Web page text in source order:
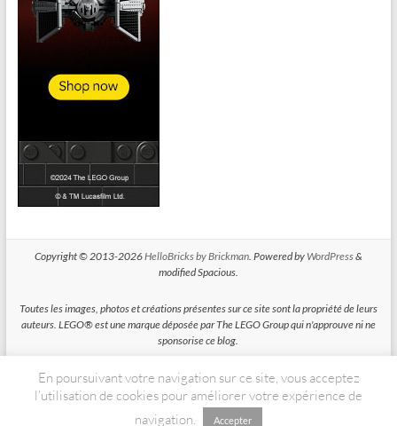
Copyright © 2013-2026HelloBricks by Brickman. Powered by WordPress&
modified Spacious.
Toutes les images, photos et créations présentes sur ce site sont la propriété de leurs
auteurs. LEGO® est une marque déposée par The LEGO Group qui n'approuve ni ne
sponsorise ce blog.
HelloBricks participe au Programme Partenaires d'Amazon EU, un programme
d'affiliation conçu pour permettre à des sites de percevoir une rémunération grace à
la création de liens vers Amazon.fr
En poursuivant votre navigation sur ce site, vous acceptez
l’utilisation de cookies pour améliorer votre expérience de
navigation.
Accepter